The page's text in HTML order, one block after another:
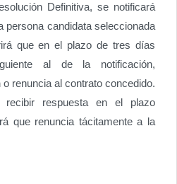
Definitiva, se notificará
persona candidata seleccionada
que en el plazo de tres días
al de la notificación,
renuncia al contrato concedido.
respuesta en el plazo
que renuncia tácitamente a la